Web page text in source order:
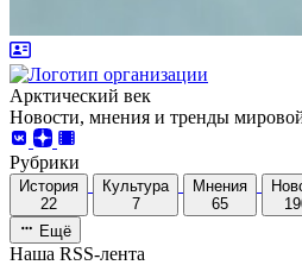
Арктический век
Новости, мнения и тренды
Рубрики
История
22
Культура
7
Мнения
65
Ещё
Наша RSS-лента